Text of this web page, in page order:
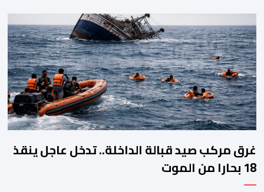
تلاوة القرآن الكريم، ثم جاء الإعلان الرسمي عن وفاة الملك الحسن
الثاني طيب الله ثراه، رافقته هيستيريا من البكاء داخل المنزل […]
غرق مركب صيد قبالة الداخلة.. تدخل عاجل ينقذ
18 بحارا من الموت